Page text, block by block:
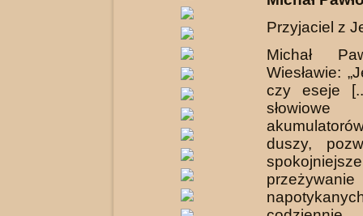
Przyjaciel z
Michał
Wiesławie:
czy eseje
słowiowe
duszy,
spokojniejsze
przeżywanie